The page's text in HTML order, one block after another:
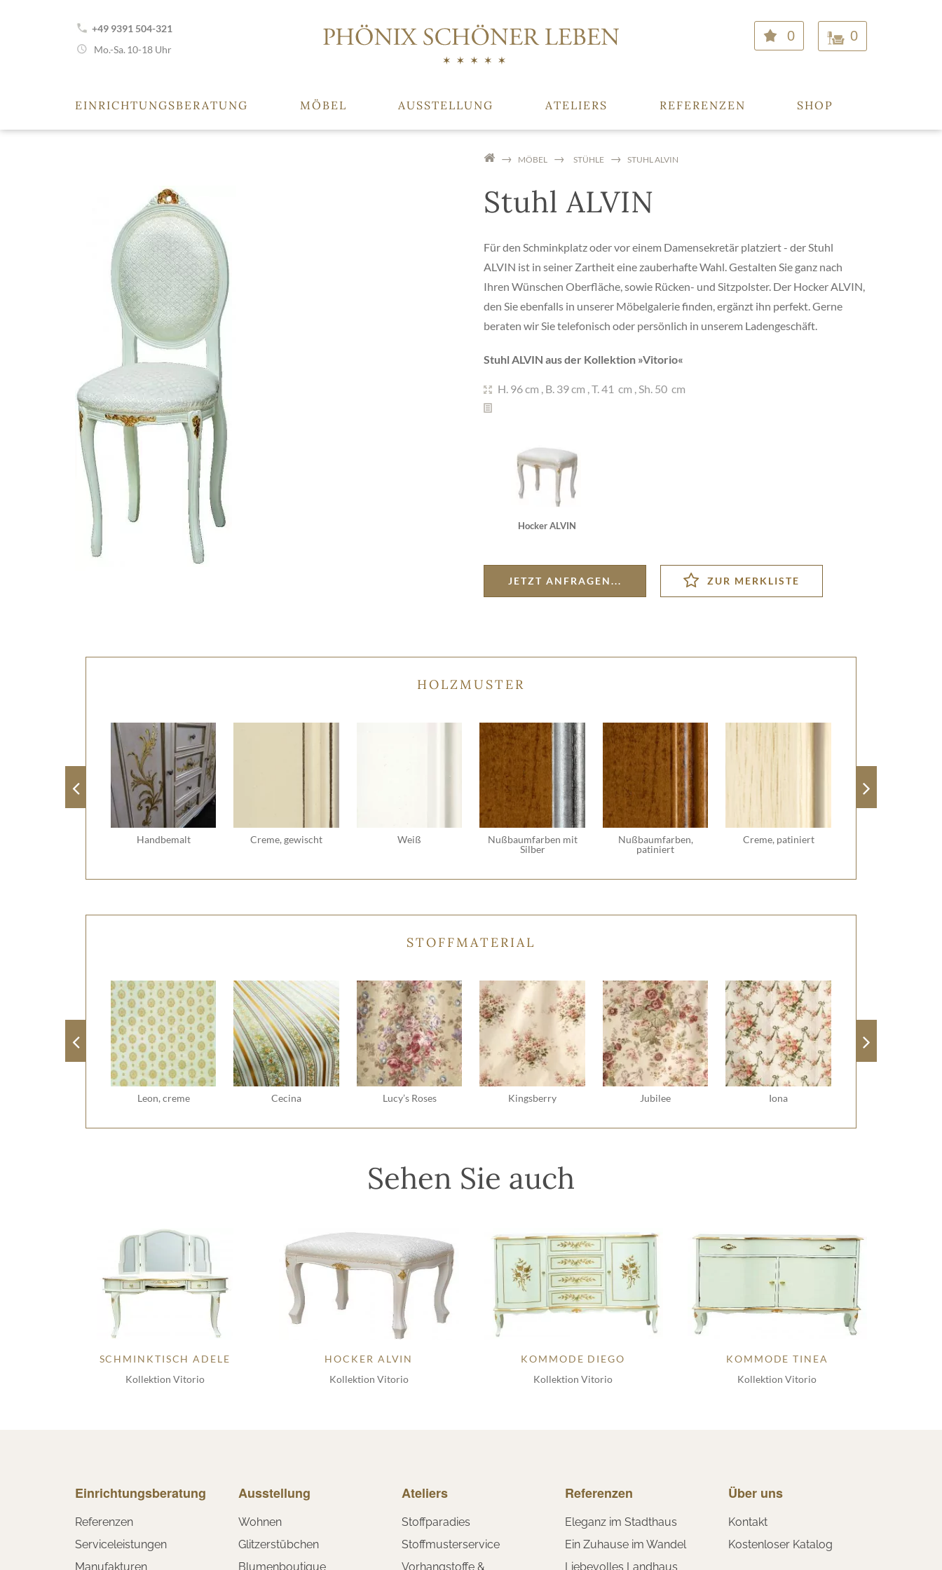
+49 9391 504-321
Mo.-Sa. 10-18 Uhr
0
0
EINRICHTUNGSBERATUNG MÖBEL AUSSTELLUNG ATELIERS REFERENZEN SHOP
MÖBEL STÜHLE STUHL ALVIN
Stuhl ALVIN
Für den Schminkplatz oder vor einem Damensekretär platziert - der Stuhl
ALVIN ist in seiner Zartheit eine zauberhafte Wahl. Gestalten Sie ganz nach
Ihren Wünschen Oberfläche, sowie Rücken- und Sitzpolster. Der Hocker ALVIN,
den Sie ebenfalls in unserer Möbelgalerie finden, ergänzt ihn perfekt. Gerne
beraten wir Sie telefonisch oder persönlich in unserem Ladengeschäft.
Stuhl ALVIN aus der Kollektion »Vitorio«
H. 96 cm , B. 39 cm ,T. 41 cm ,Sh. 50 cm
Hocker ALVIN
JETZT ANFRAGEN...
HOLZMUSTER
Handbemalt Creme, gewischt Weiß
Nußbaumfarben mit
Silber
Nußbaumfarben,
patiniert
Creme, patiniert
STOFFMATERIAL
Leon, creme Cecina Lucy’s Roses Kingsberry Jubilee Iona
Sehen Sie auch
SCHMINKTISCH ADELE
Kollektion Vitorio
HOCKER ALVIN
Kollektion Vitorio
KOMMODE DIEGO
Kollektion Vitorio
KOMMODE TINEA
Kollektion Vitorio
Einrichtungsberatung
Referenzen
Serviceleistungen
Manufakturen
Ausstellung
Wohnen
Glitzerstübchen
Blumenboutique
Ateliers
Stoffparadies
Stoffmusterservice
Vorhangstoffe &
Referenzen
Eleganz im Stadthaus
Ein Zuhause im Wandel
Liebevolles Landhaus
Über uns
Kontakt
Kostenloser Katalog